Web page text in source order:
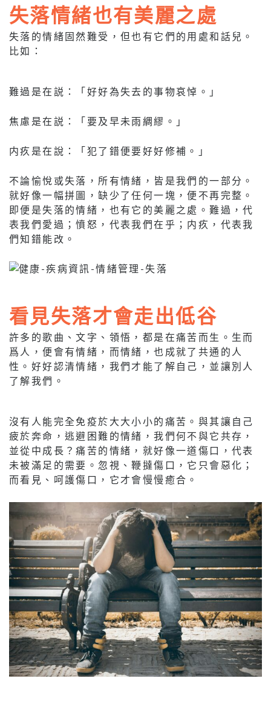
失落情緒也有美麗之處
失落的情緒固然難受，但也有它們的用處和話兒。
比如：
難過是在説：「好好為失去的事物哀悼。」
焦慮是在説：「要及早未雨綢繆。」
内疚是在說：「犯了錯便要好好修補。」
不論愉悅或失落，所有情緒，皆是我們的一部分。
就好像一幅拼圖，缺少了任何一塊，便不再完整。
即便是失落的情緒，也有它的美麗之處。難過，代
表我們愛過；憤怒，代表我們在乎；内疚，代表我
們知錯能改。
看見失落才會走出低谷
許多的歌曲、文字、領悟，都是在痛苦而生。生而
爲人，便會有情緒，而情緒，也成就了共通的人
性。好好認清情緒，我們才能了解自己，並讓別人
了解我們。
沒有人能完全免疫於大大小小的痛苦。與其讓自己
疲於奔命，逃避困難的情緒，我們何不與它共存，
並從中成長？痛苦的情緒，就好像一道傷口，代表
未被滿足的需要。忽視、鞭撻傷口，它只會惡化；
而看見、呵護傷口，它才會慢慢癒合。